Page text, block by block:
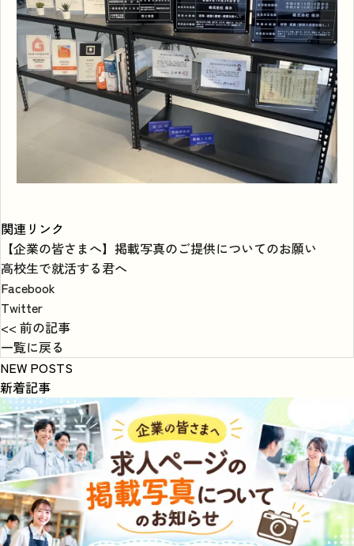
関連リンク
【企業の皆さまへ】掲載写真のご提供についてのお願い
高校生で就活する君へ
Facebook
Twitter
<< 前の記事
一覧に戻る
NEW POSTS
新着記事